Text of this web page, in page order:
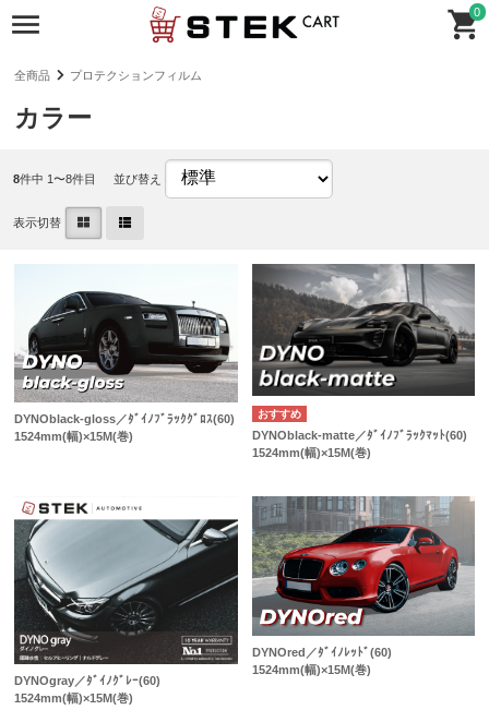
0
全商品 プロテクションフィルム
カラー
8件中 1〜8件目 並び替え
表示切替
DYNOblack-gloss／ﾀﾞｲﾉﾌﾞﾗｯｸｸﾞﾛｽ(60)
1524mm(幅)×15M(巻)
DYNOblack-matte／ﾀﾞｲﾉﾌﾞﾗｯｸﾏｯﾄ(60)
1524mm(幅)×15M(巻)
DYNOgray／ﾀﾞｲﾉｸﾞﾚｰ(60)
1524mm(幅)×15M(巻)
DYNOred／ﾀﾞｲﾉﾚｯﾄﾞ(60)
1524mm(幅)×15M(巻)